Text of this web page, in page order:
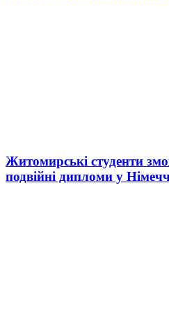
Житомирські студенти
подвійні дипломи у